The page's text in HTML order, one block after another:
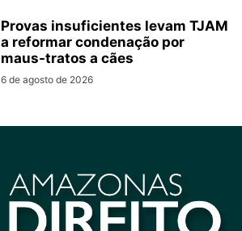
Provas insuficientes levam TJAM
a reformar condenação por
maus-tratos a cães
6 de agosto de 2026